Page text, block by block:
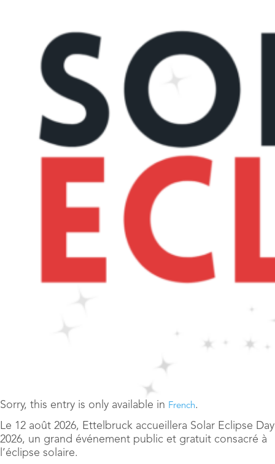
Sorry, this entry is only available in French.
Le 12 août 2026, Ettelbruck accueillera Solar Eclipse Day
2026, un grand événement public et gratuit consacré à
l’éclipse solaire.